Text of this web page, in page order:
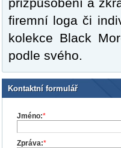
přizpůsobení a
firemní loga či
kolekce Black
podle svého.
Kontaktní formulář
Jméno:*
Zpráva:*